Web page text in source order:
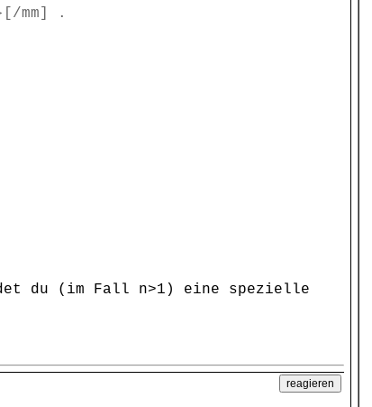
mm] .
du (im Fall n>1) eine spezielle